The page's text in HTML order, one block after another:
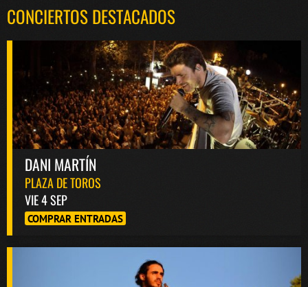
CONCIERTOS DESTACADOS
DANI MARTÍN
PLAZA DE TOROS
VIE 4 SEP
COMPRAR ENTRADAS